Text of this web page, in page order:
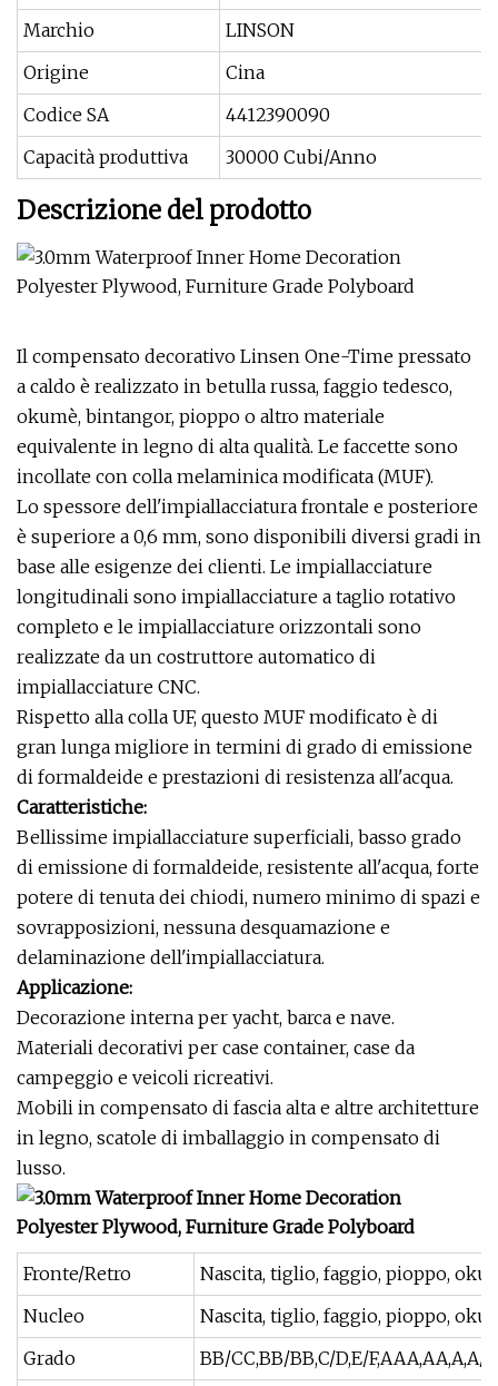
Marchio
LINSON
Origine
Cina
Codice SA
4412390090
Capacità produttiva
30000 Cubi/Anno
Descrizione del prodotto
Il compensato decorativo Linsen One-Time pressato
a caldo è realizzato in betulla russa, faggio tedesco,
okumè, bintangor, pioppo o altro materiale
equivalente in legno di alta qualità. Le faccette sono
incollate con colla melaminica modificata (MUF).
Lo spessore dell'impiallacciatura frontale e posteriore
è superiore a 0,6 mm, sono disponibili diversi gradi in
base alle esigenze dei clienti. Le impiallacciature
longitudinali sono impiallacciature a taglio rotativo
completo e le impiallacciature orizzontali sono
realizzate da un costruttore automatico di
impiallacciature CNC.
Rispetto alla colla UF, questo MUF modificato è di
gran lunga migliore in termini di grado di emissione
di formaldeide e prestazioni di resistenza all'acqua.
Caratteristiche:
Bellissime impiallacciature superficiali, basso grado
di emissione di formaldeide, resistente all'acqua, forte
potere di tenuta dei chiodi, numero minimo di spazi e
sovrapposizioni, nessuna desquamazione e
delaminazione dell'impiallacciatura.
Applicazione:
Decorazione interna per yacht, barca e nave.
Materiali decorativi per case container, case da
campeggio e veicoli ricreativi.
Mobili in compensato di fascia alta e altre architetture
in legno, scatole di imballaggio in compensato di
lusso.
Fronte/Retro
Nascita, tiglio, faggio, pioppo,
Nucleo
Nascita, tiglio, faggio, pioppo,
Grado
BB/CC,BB/BB,C/D,E/